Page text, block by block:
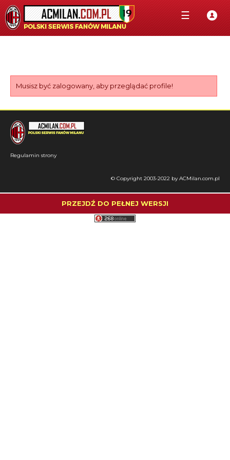
☰
Musisz być zalogowany, aby przeglądać profile!
Regulamin strony
© Copyright 2003-2022 by ACMilan.com.pl
PRZEJDŹ DO PEŁNEJ WERSJI